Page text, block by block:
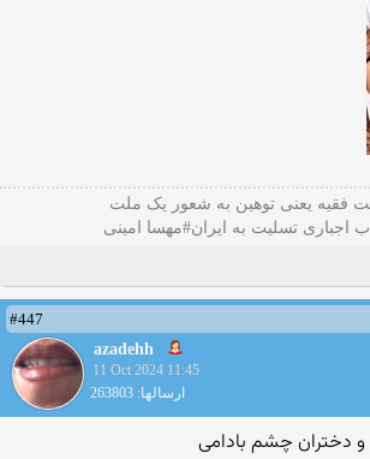
فقیه یعنی‌ توهین به شعور یک ملت
اجباری تسلیت به ایران#مهسا امینی
#447
azadehh
11 Oct 2024 11:45
ارسالها: 263803
دختران چشم بادامی